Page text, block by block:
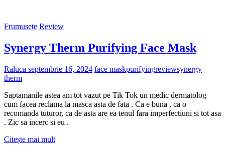
Frumusețe Review
Synergy Therm Purifying Face Mask
Raluca septembrie 16, 2024 face maskpurifyingreviewsynergy
therm
Saptamanile astea am tot vazut pe Tik Tok un medic dermatolog
cum facea reclama la masca asta de fata . Ca e buna , ca o
recomanda tuturor, ca de asta are ea tenul fara imperfectiuni si tot asa
. Zic sa incerc si eu .
Citește mai multSynergy